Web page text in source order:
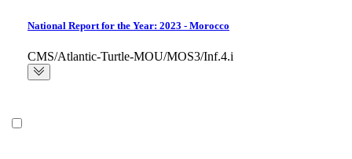
National Report for the Year: 2023 - Morocco
CMS/Atlantic-Turtle-MOU/MOS3/Inf.4.i